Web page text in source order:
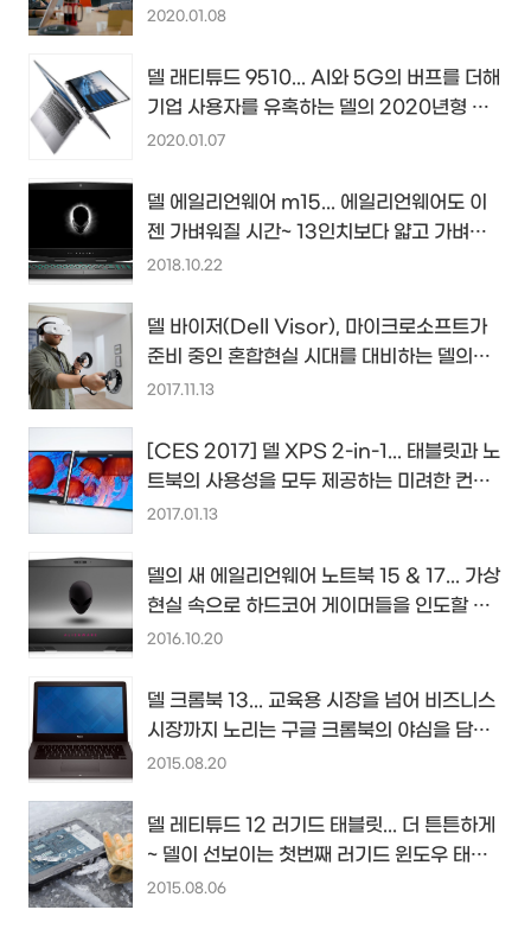
디스플레이...
2020.01.08
델 래티튜드 9510... AI와 5G의 버프를 더해
기업 사용자를 유혹하는 델의 2020년형 비
즈니스 노트북...
2020.01.07
델 에일리언웨어 m15... 에일리언웨어도 이
젠 가벼워질 시간~ 13인치보다 얇고 가벼운
게이밍 노트북...
2018.10.22
델 바이저(Dell Visor), 마이크로소프트가
준비 중인 혼합현실 시대를 대비하는 델의
MR 헤드셋
2017.11.13
[CES 2017] 델 XPS 2-in-1... 태블릿과 노
트북의 사용성을 모두 제공하는 미려한 컨버
터블로 진화하다...
2017.01.13
델의 새 에일리언웨어 노트북 15 & 17... 가상
현실 속으로 하드코어 게이머들을 인도할 게
이밍 노트북...
2016.10.20
델 크롬북 13... 교육용 시장을 넘어 비즈니스
시장까지 노리는 구글 크롬북의 야심을 담아
내다...
2015.08.20
델 레티튜드 12 러기드 태블릿... 더 튼튼하게
~ 델이 선보이는 첫번째 러기드 윈도우 태블
릿 PC...
2015.08.06